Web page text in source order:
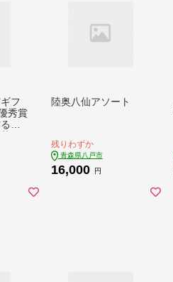
フ
秀賞
サ
お
陸奥八仙アソート
残りわずか
青森県八戸市
16,000 円